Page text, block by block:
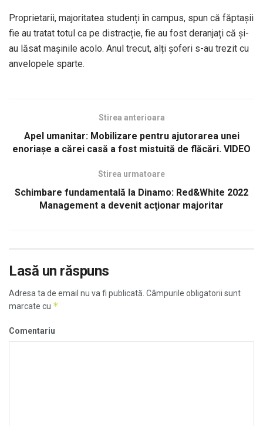
Proprietarii, majoritatea studenți în campus, spun că făptașii
fie au tratat totul ca pe distracție, fie au fost deranjați că și-
au lăsat mașinile acolo. Anul trecut, alți șoferi s-au trezit cu
anvelopele sparte.
Stirea anterioara
Apel umanitar: Mobilizare pentru ajutorarea unei
enoriașe a cărei casă a fost mistuită de flăcări. VIDEO
Stirea urmatoare
Schimbare fundamentală la Dinamo: Red&White 2022
Management a devenit acţionar majoritar
Lasă un răspuns
Adresa ta de email nu va fi publicată. Câmpurile obligatorii sunt
marcate cu *
Comentariu